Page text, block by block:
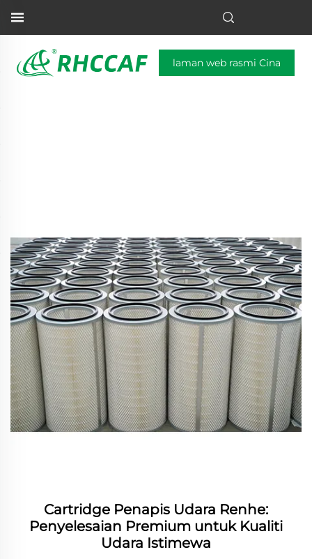
laman web rasmi Cina
Cartridge Penapis Udara Renhe:
Penyelesaian Premium untuk Kualiti
Udara Istimewa